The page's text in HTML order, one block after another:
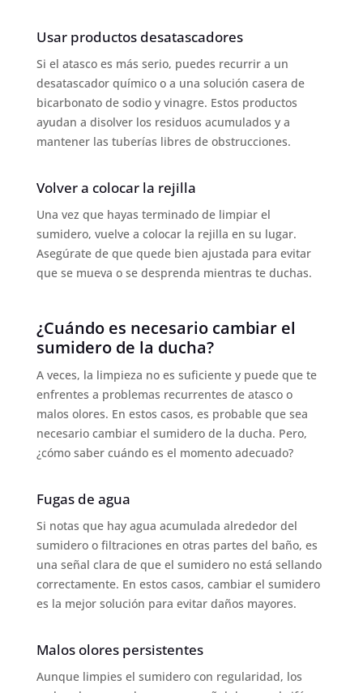
Usar productos desatascadores
Si el atasco es más serio, puedes recurrir a un
desatascador químico o a una solución casera de
bicarbonato de sodio y vinagre. Estos productos
ayudan a disolver los residuos acumulados y a
mantener las tuberías libres de obstrucciones.
Volver a colocar la rejilla
Una vez que hayas terminado de limpiar el
sumidero, vuelve a colocar la rejilla en su lugar.
Asegúrate de que quede bien ajustada para evitar
que se mueva o se desprenda mientras te duchas.
¿Cuándo es necesario cambiar el
sumidero de la ducha?
A veces, la limpieza no es suficiente y puede que te
enfrentes a problemas recurrentes de atasco o
malos olores. En estos casos, es probable que sea
necesario cambiar el sumidero de la ducha. Pero,
¿cómo saber cuándo es el momento adecuado?
Fugas de agua
Si notas que hay agua acumulada alrededor del
sumidero o filtraciones en otras partes del baño, es
una señal clara de que el sumidero no está sellando
correctamente. En estos casos, cambiar el sumidero
es la mejor solución para evitar daños mayores.
Malos olores persistentes
Aunque limpies el sumidero con regularidad, los